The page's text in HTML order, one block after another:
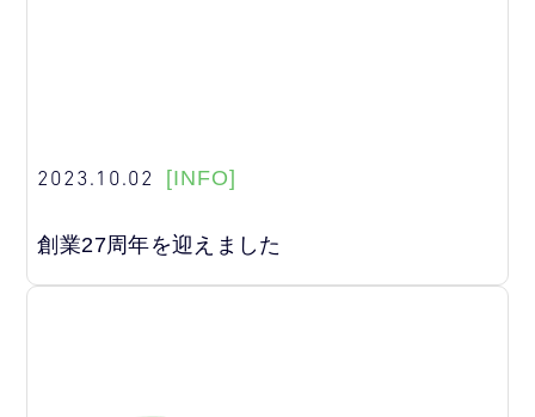
2023.10.02 [INFO]
創業27周年を迎えました